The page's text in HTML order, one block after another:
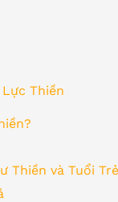
Lực Thiền
Thiền và Tuổi Trẻ